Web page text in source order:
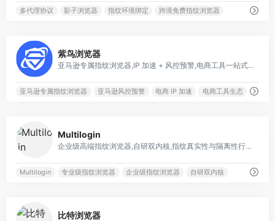
多代理协议 影子浏览器 指纹环境绑定 跨境免费指纹浏览器
紫鸟浏览器
亚马逊专属指纹浏览器,IP 加速 + 风控预警,电商工具一站式集成
亚马逊专属指纹浏览器 亚马逊风控预警 电商 IP 加速 电商工具生态
Multilogin
企业级高端指纹浏览器,自研双内核,指纹真实性与隔离性行业顶尖
Multilogin 专业级指纹浏览器 企业级指纹浏览器 自研双内核
比特浏览器